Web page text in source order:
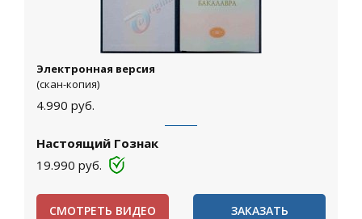
Электронная версия
(скан-копия)
4.990 руб.
Настоящий Гознак
19.990 руб.
СМОТРЕТЬ ВИДЕО ЗАКАЗАТЬ